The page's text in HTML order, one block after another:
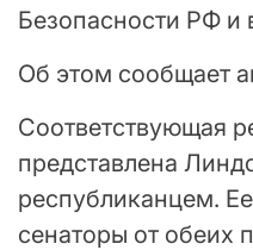
Безопасности РФ и
Об этом сообщает
Соответствующая
представлена
республиканцем.
сенаторы от обеих